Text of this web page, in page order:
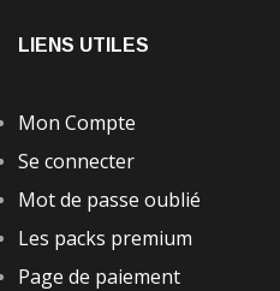
LIENS UTILES
Mon Compte
Se connecter
Mot de passe oublié
Les packs premium
Page de paiement